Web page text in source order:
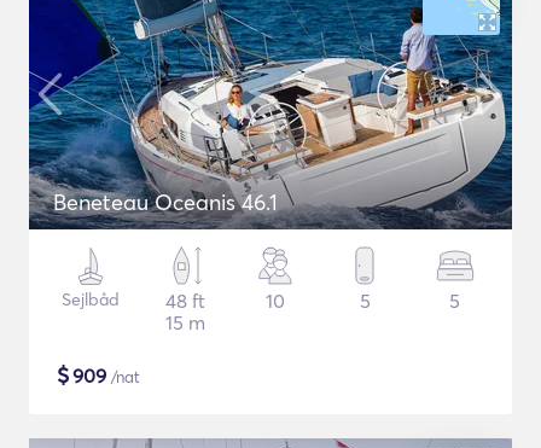
Beneteau Oceanis 46.1
Sejlbåd
48 ft
15 m
10 5 5
$909 /nat